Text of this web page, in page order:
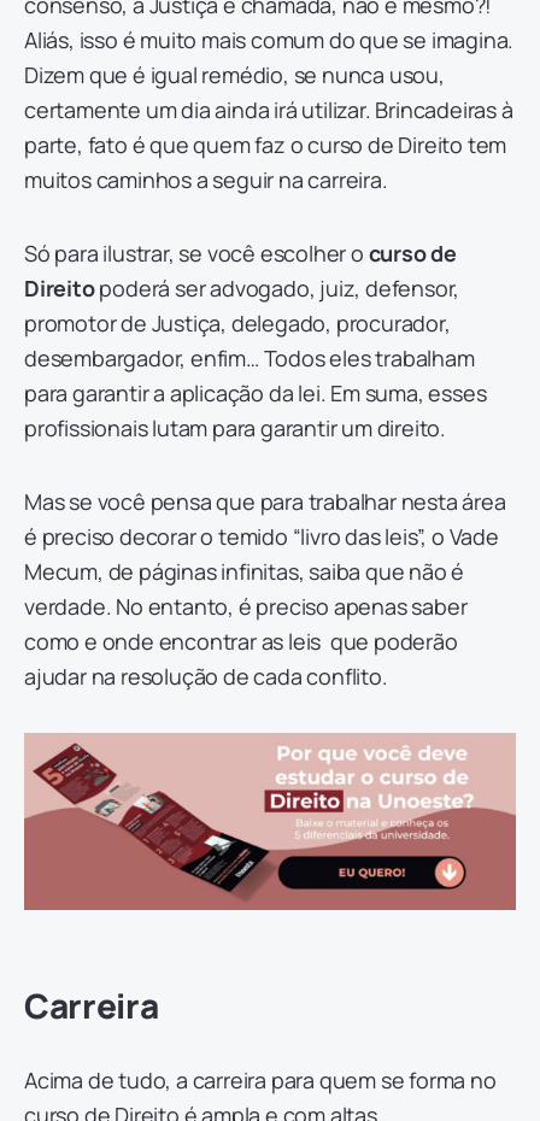
Aliás, isso é muito mais comum do que se imagina.
Dizem que é igual remédio, se nunca usou,
certamente um dia ainda irá utilizar. Brincadeiras à
parte, fato é que quem faz o curso de Direito tem
muitos caminhos a seguir na carreira.
Só para ilustrar, se você escolher o curso de
Direitopoderá ser advogado, juiz, defensor,
promotor de Justiça, delegado, procurador,
desembargador, enfim… Todos eles trabalham
para garantir a aplicação da lei. Em suma, esses
profissionais lutam para garantir um direito.
Mas se você pensa que para trabalhar nesta área
é preciso decorar o temido “livro das leis”, o Vade
Mecum, de páginas infinitas, saiba que não é
verdade. No entanto, é preciso apenas saber
como e onde encontrar as leis que poderão
ajudar na resolução de cada conflito.
Carreira
Acima de tudo, a carreira para quem se forma no
curso de Direito é ampla e com altas